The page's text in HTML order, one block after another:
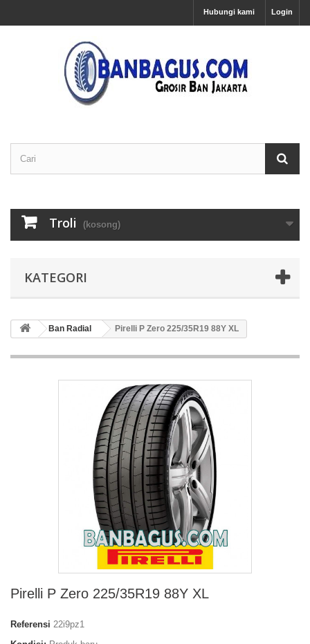
Login
Hubungi kami
Troli (kosong)
KATEGORI
Ban Radial Pirelli P Zero 225/35R19 88Y XL
Pirelli P Zero 225/35R19 88Y XL
Referensi 22i9pz1